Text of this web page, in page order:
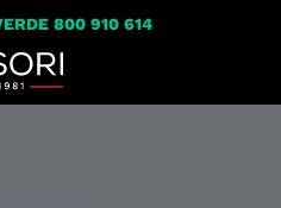
800 910 614